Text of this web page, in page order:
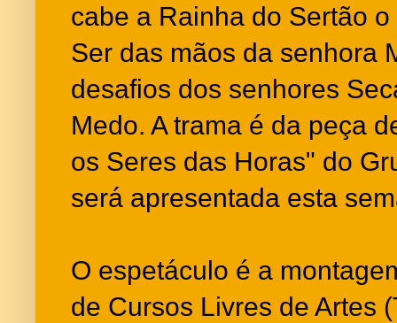
cabe a Rainha do Sertão
Ser das mãos da senhora
desafios dos senhores
Medo. A trama é da peça
os Seres das Horas" do
será apresentada esta
O espetáculo é a
de Cursos Livres de Artes